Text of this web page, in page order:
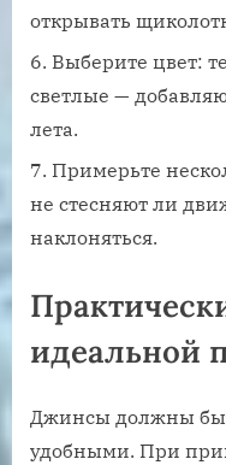
открывать
Выберите цвет:
светлые —
лета.
Примерьте
не стесняют ли
наклоняться.
идеальной
Джинсы должны
удобными. При